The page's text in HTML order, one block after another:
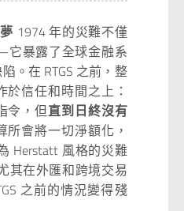
1974 年的災難不僅
暴露了全球金融系
。在 RTGS 之前，整
信任和時間之上：
令，但直到日終沒有
所會將一切淨額化，
Herstatt 風格的災難
其在外匯和跨境交易
之前的情況變得殘